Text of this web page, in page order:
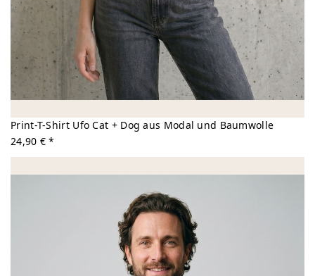
Print-T-Shirt Ufo Cat + Dog aus Modal und Baumwolle
24,90 € *